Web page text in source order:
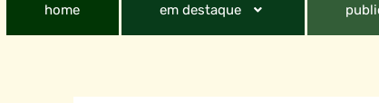
home em destaque